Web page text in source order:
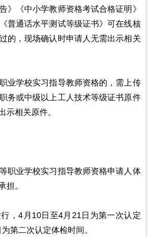
》《中小学教师资格考试合格证明》
普通话水平测试等级证书》可在线核
的，现场确认时申请人无需出示相关
业学校实习指导教师资格的，需上传
务或中级以上工人技术等级证书原件
示相关原件。
职业学校实习指导教师资格申请人体
担。
，4月10日至4月21日为第一次认定
第二次认定体检时间。